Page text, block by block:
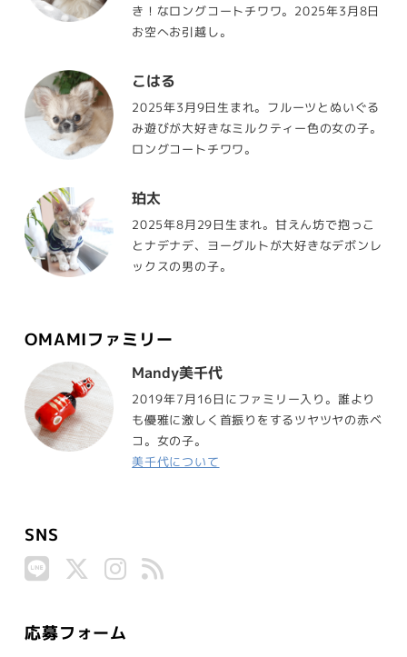
き！なロングコートチワワ。2025年3月8日
お空へお引越し。
こはる
2025年3月9日生まれ。フルーツとぬいぐる
み遊びが大好きなミルクティー色の女の子。
ロングコートチワワ。
珀太
2025年8月29日生まれ。甘えん坊で抱っこ
とナデナデ、ヨーグルトが大好きなデボンレ
ックスの男の子。
OMAMIファミリー
Mandy美千代
2019年7月16日にファミリー入り。誰より
も優雅に激しく首振りをするツヤツヤの赤ベ
コ。女の子。
美千代について
SNS
応募フォーム